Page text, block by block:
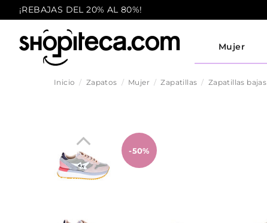
¡REBAJAS DEL 20% AL 80%!
Mujer
Inicio Zapatos Mujer Zapatillas Zapatillas bajas
-50%